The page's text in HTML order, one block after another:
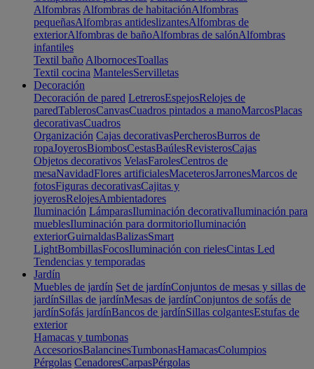
Alfombras Alfombras de habitaciónAlfombras
pequeñasAlfombras antideslizantesAlfombras de
exteriorAlfombras de bañoAlfombras de salónAlfombras
infantiles
Textil baño AlbornocesToallas
Textil cocina MantelesServilletas
Decoración
Decoración de pared LetrerosEspejosRelojes de
paredTablerosCanvasCuadros pintados a manoMarcosPlacas
decorativasCuadros
Organización Cajas decorativasPercherosBurros de
ropaJoyerosBiombosCestasBaúlesRevisterosCajas
Objetos decorativos VelasFarolesCentros de
mesaNavidadFlores artificialesMaceterosJarronesMarcos de
fotosFiguras decorativasCajitas y
joyerosRelojesAmbientadores
Iluminación LámparasIluminación decorativaIluminación para
mueblesIluminación para dormitorioIluminación
exteriorGuirnaldasBalizasSmart
LightBombillasFocosIluminación con rielesCintas Led
Tendencias y temporadas
Jardín
Muebles de jardín Set de jardínConjuntos de mesas y sillas de
jardínSillas de jardínMesas de jardínConjuntos de sofás de
jardínSofás jardínBancos de jardínSillas colgantesEstufas de
exterior
Hamacas y tumbonas
AccesoriosBalancinesTumbonasHamacasColumpios
Pérgolas CenadoresCarpasPérgolas